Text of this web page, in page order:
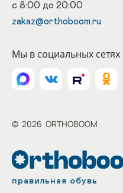
с 8:00 до 20:00
zakaz@orthoboom.ru
Мы в социальных сетях
© 2026 ORTHOBOOM
правильная обувь